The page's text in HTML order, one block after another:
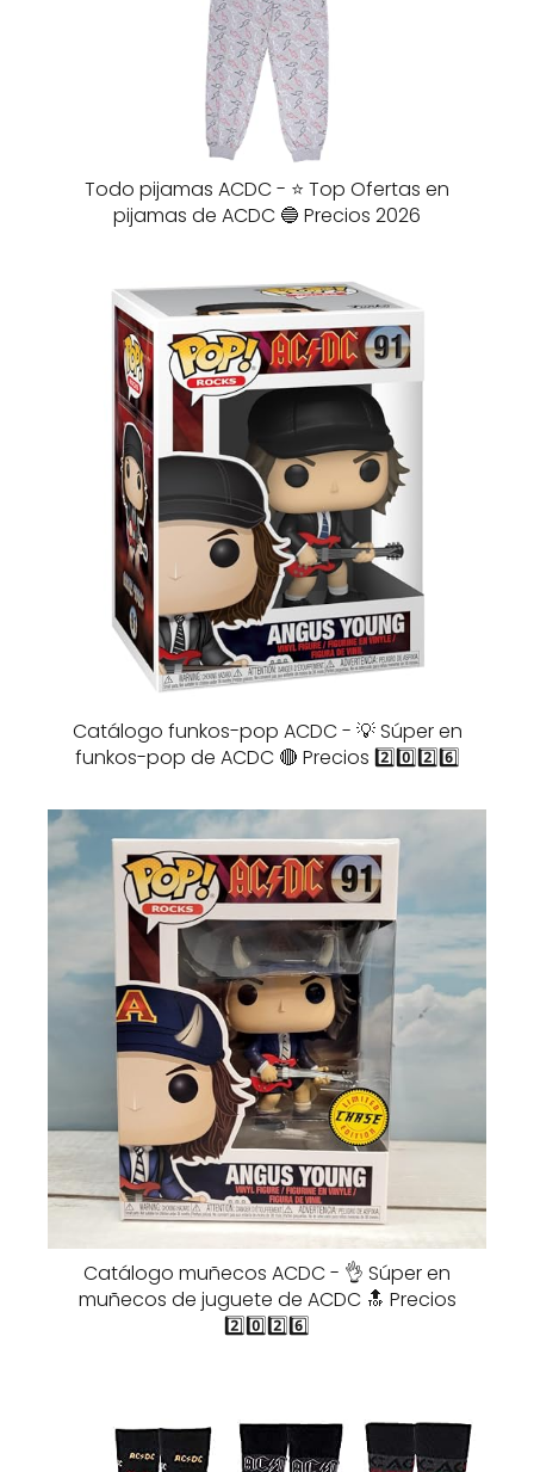
Todo pijamas ACDC - ⭐️ Top Ofertas en
pijamas de ACDC 🔵 Precios 2026
Catálogo funkos-pop ACDC - 💡 Súper en
funkos-pop de ACDC 🔴 Precios 2️⃣0️⃣2️⃣6️⃣
Catálogo muñecos ACDC - 👌 Súper en
muñecos de juguete de ACDC 🔝 Precios
2️⃣0️⃣2️⃣6️⃣